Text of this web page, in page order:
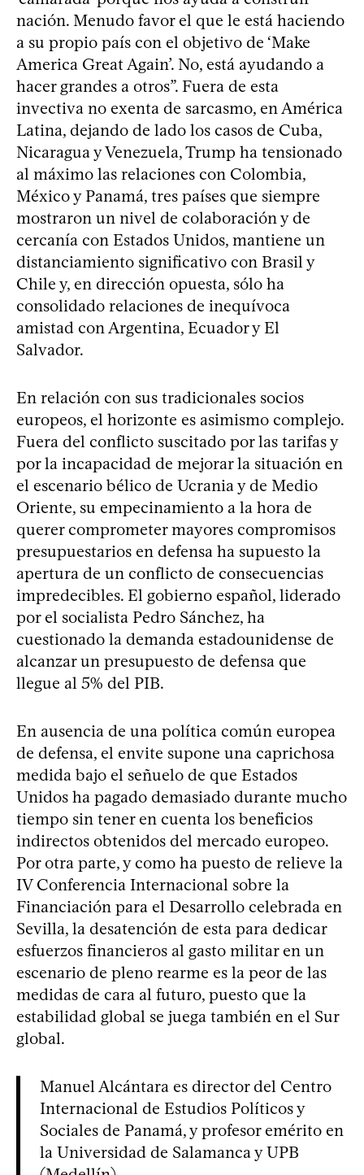
nación. Menudo favor el que le está haciendo
a su propio país con el objetivo de ‘Make
America Great Again’. No, está ayudando a
hacer grandes a otros”. Fuera de esta
invectiva no exenta de sarcasmo, en América
Latina, dejando de lado los casos de Cuba,
Nicaragua y Venezuela, Trump ha tensionado
al máximo las relaciones con Colombia,
México y Panamá, tres países que siempre
mostraron un nivel de colaboración y de
cercanía con Estados Unidos, mantiene un
distanciamiento significativo con Brasil y
Chile y, en dirección opuesta, sólo ha
consolidado relaciones de inequívoca
amistad con Argentina, Ecuador y El
Salvador.
En relación con sus tradicionales socios
europeos, el horizonte es asimismo complejo.
Fuera del conflicto suscitado por las tarifas y
por la incapacidad de mejorar la situación en
el escenario bélico de Ucrania y de Medio
Oriente, su empecinamiento a la hora de
querer comprometer mayores compromisos
presupuestarios en defensa ha supuesto la
apertura de un conflicto de consecuencias
impredecibles. El gobierno español, liderado
por el socialista Pedro Sánchez, ha
cuestionado la demanda estadounidense de
alcanzar un presupuesto de defensa que
llegue al 5% del PIB.
En ausencia de una política común europea
de defensa, el envite supone una caprichosa
medida bajo el señuelo de que Estados
Unidos ha pagado demasiado durante mucho
tiempo sin tener en cuenta los beneficios
indirectos obtenidos del mercado europeo.
Por otra parte, y como ha puesto de relieve la
IV Conferencia Internacional sobre la
Financiación para el Desarrollo celebrada en
Sevilla, la desatención de esta para dedicar
esfuerzos financieros al gasto militar en un
escenario de pleno rearme es la peor de las
medidas de cara al futuro, puesto que la
estabilidad global se juega también en el Sur
global.
Manuel Alcántara es director del Centro
Internacional de Estudios Políticos y
Sociales de Panamá, y profesor emérito en
la Universidad de Salamanca y UPB